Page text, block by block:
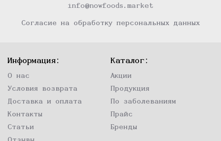
info@nowfoods.market
Согласие на обработку персональных данных
Информация:
О нас
Условия возврата
Доставка и оплата
Контакты
Статьи
Каталог:
Акции
Продукция
По заболеваниям
Прайс
Бренды